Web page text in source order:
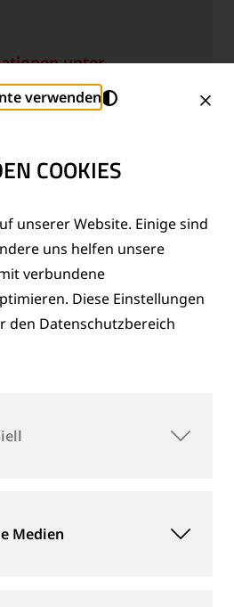
unter
USA
verwenden
COOKIES
unserer Website. Einige sind
uns helfen unsere
verbundene
Diese Einstellungen
den Datenschutzbereich
Medien